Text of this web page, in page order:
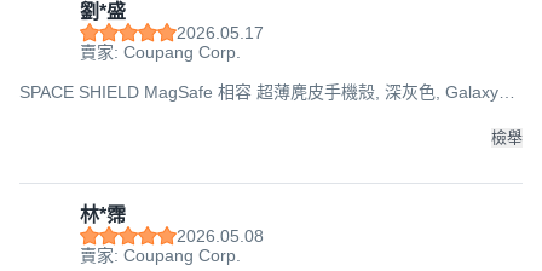
劉*盛
2026.05.17
賣家: Coupang Corp.
SPACE SHIELD MagSafe 相容 超薄麂皮手機殼, 深灰色, Galaxy
檢舉
林*霈
2026.05.08
賣家: Coupang Corp.